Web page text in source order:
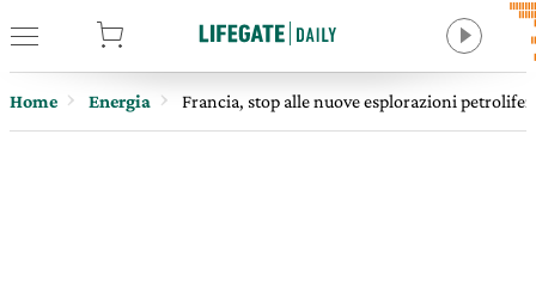
Home Energia Francia, stop alle nuove esplorazioni